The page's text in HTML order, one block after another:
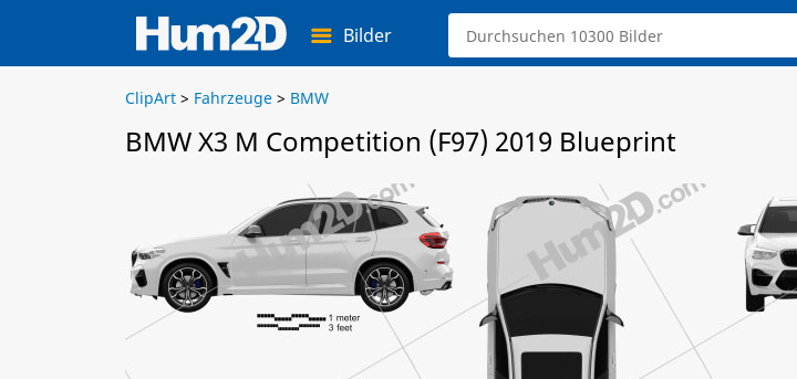
Bilder
ClipArt > Fahrzeuge > BMW
BMW X3 M Competition (F97) 2019 Blueprint